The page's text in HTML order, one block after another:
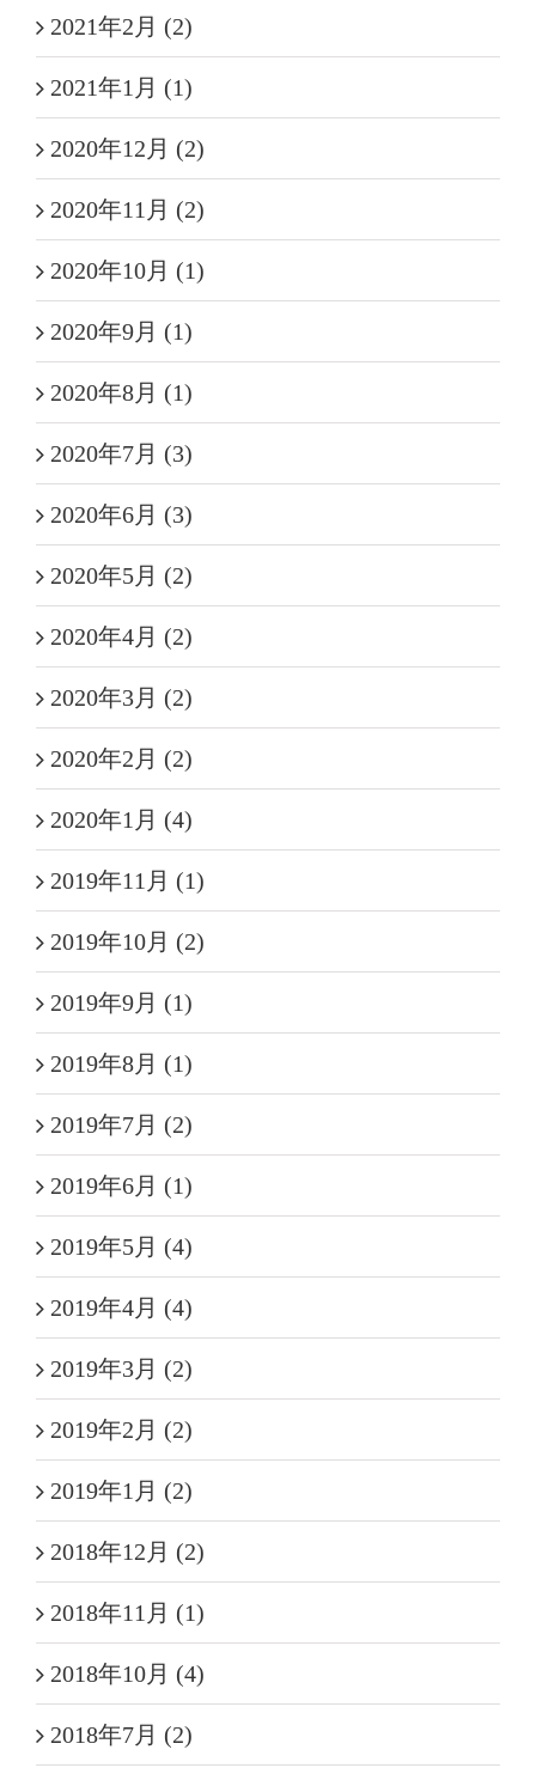
2021年2月 (2)
2021年1月 (1)
2020年12月 (2)
2020年11月 (2)
2020年10月 (1)
2020年9月 (1)
2020年8月 (1)
2020年7月 (3)
2020年6月 (3)
2020年5月 (2)
2020年4月 (2)
2020年3月 (2)
2020年2月 (2)
2020年1月 (4)
2019年11月 (1)
2019年10月 (2)
2019年9月 (1)
2019年8月 (1)
2019年7月 (2)
2019年6月 (1)
2019年5月 (4)
2019年4月 (4)
2019年3月 (2)
2019年2月 (2)
2019年1月 (2)
2018年12月 (2)
2018年11月 (1)
2018年10月 (4)
2018年7月 (2)